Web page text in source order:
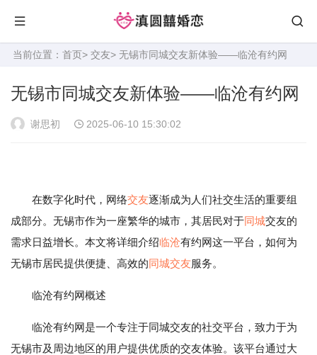
当前位置： 首页> 交友> 无锡市同城交友新体验——临沧有约网
无锡市同城交友新体验——临沧有约网
谢思初 2025-06-10 15:30:02
在数字化时代，网络交友逐渐成为人们社交生活的重要组
成部分。无锡市作为一座繁华的城市，其居民对于同城交友的
需求日益增长。本文将详细介绍临沧有约网这一平台，如何为
无锡市居民提供便捷、高效的同城交友服务。
临沧有约网概述
临沧有约网是一个专注于同城交友的社交平台，致力于为
无锡市及周边地区的用户提供优质的交友体验。该平台通过大